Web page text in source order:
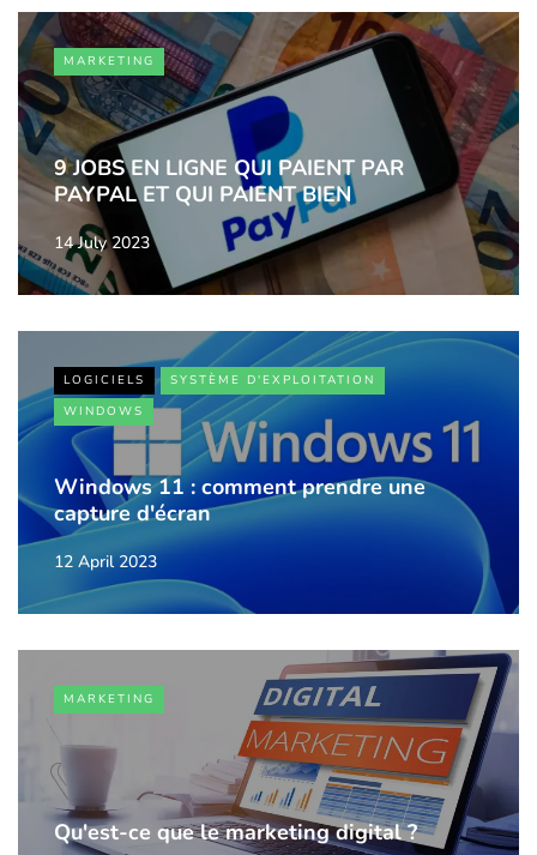
MARKETING
9 JOBS EN LIGNE QUI PAIENT PAR
PAYPAL ET QUI PAIENT BIEN
14 July 2023
LOGICIELS
SYSTÈME D'EXPLOITATION
WINDOWS
Windows 11 : comment prendre une
capture d'écran
12 April 2023
MARKETING
Qu'est-ce que le marketing digital ?